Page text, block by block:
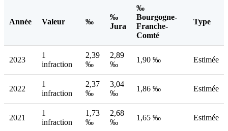
Année Valeur ‰
‰
Jura
‰
Bourgogne-
Franche-
Comté
Type
2023
1
infraction
2,39
‰
2,89
‰
1,90 ‰ Estimée
2022
1
infraction
2,37
‰
3,04
‰
1,86 ‰ Estimée
2021
1
infraction
1,73
‰
2,68
‰
1,65 ‰ Estimée